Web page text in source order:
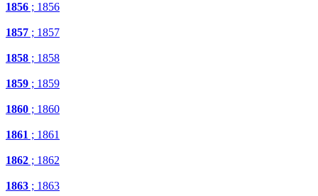
1856 ; 1856
1857 ; 1857
1858 ; 1858
1859 ; 1859
1860 ; 1860
1861 ; 1861
1862 ; 1862
1863 ; 1863